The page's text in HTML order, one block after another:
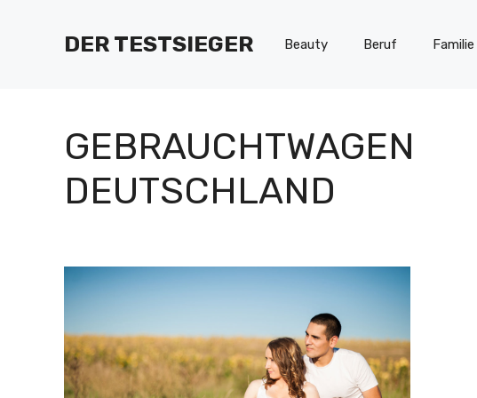
DER TESTSIEGER Beauty Beruf Familie
GEBRAUCHTWAGEN
DEUTSCHLAND